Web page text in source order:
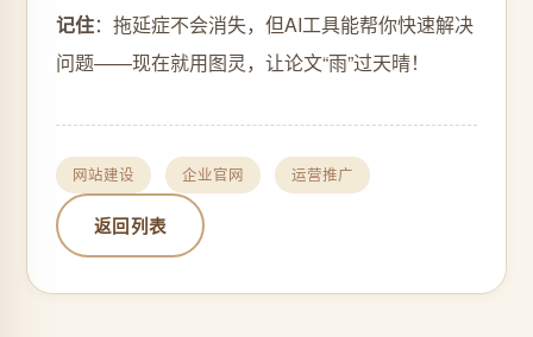
记住：拖延症不会消失，但AI工具能帮你快速解决
问题——现在就用图灵，让论文“雨”过天晴！
网站建设 企业官网 运营推广
返回列表